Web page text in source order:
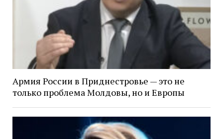
Армия России в Приднестровье — это не
только проблема Молдовы, но и Европы